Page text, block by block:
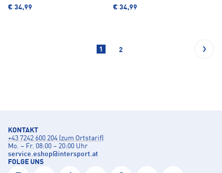
€ 34,99 € 34,99
1 2
KONTAKT
+43 7242 600 204 (zum Ortstarif)
Mo. – Fr. 08:00 – 20:00 Uhr
service.eshop@intersport.at
FOLGE UNS